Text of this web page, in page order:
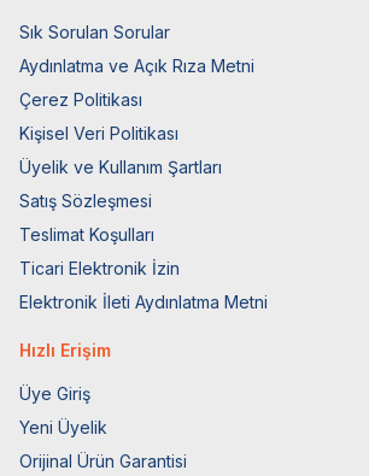
Sık Sorulan Sorular
Aydınlatma ve Açık Rıza Metni
Çerez Politikası
Kişisel Veri Politikası
Üyelik ve Kullanım Şartları
Satış Sözleşmesi
Teslimat Koşulları
Ticari Elektronik İzin
Elektronik İleti Aydınlatma Metni
Hızlı Erişim
Üye Giriş
Yeni Üyelik
Orijinal Ürün Garantisi